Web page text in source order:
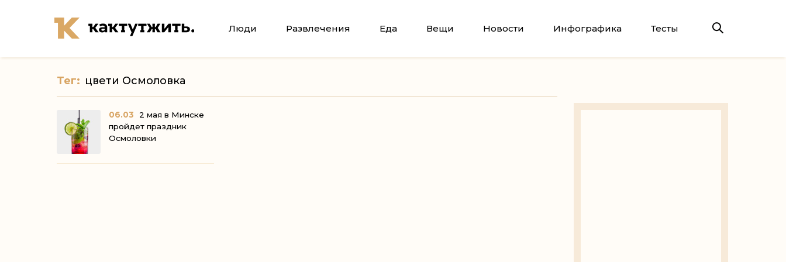
Люди Развлечения Еда Вещи Новости Инфографика Тесты
Тег: цвети Осмоловка
06.03
2 мая в Минске
пройдет праздник
Осмоловки